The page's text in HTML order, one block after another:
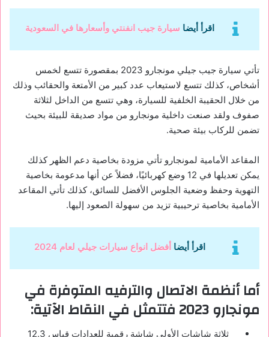
اقرأ أيضا سيارة جيب انفنتي وأسعارها في السعودية
تأتي سيارة جيب جيلي مونجارو 2023 بمقصورة تتسع لخمس
أشخاص، كذلك تتسع لاستيعاب عدد كبير من الأمتعة والحقائب وذلك
من خلال الحقيبة الخلفية للسيارة، وهي تتسع من الداخل لثلاثة
صفوف ولقد صنعت داخلية مونجارو من مواد صديقة للبيئة بحيث
تضمن للركاب بيئة صحية.
المقاعد الأمامية لمونجارو تأتي مزودة بخاصية دعم الظهر كذلك
يمكن تعديلها في 12 وضع كهربائيًا، فضلاً عن أنها مدعومة بخاصية
التهوية وحفظ وضعية الجلوس الأفضل للسائق، كذلك تأتي المقاعد
الأمامية بخاصية ترحيبية تزيد من سهولة الصعود إليها.
اقرأ أيضاأفضل انواع سيارات جيلي لعام 2024
أما أنظمة الاتصال والترفيه المتوفرة في
مونجارو 2023 فتتمثل في النقاط الآتية:
ثلاثة شاشات الأولى شاشة رقمية للعدادات قياس 12.3